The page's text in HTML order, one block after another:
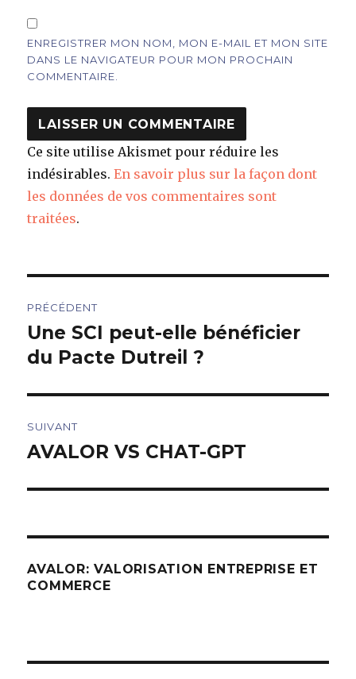
ENREGISTRER MON NOM, MON E-MAIL ET MON SITE
DANS LE NAVIGATEUR POUR MON PROCHAIN
COMMENTAIRE.
Ce site utilise Akismet pour réduire les
indésirables.En savoir plus sur la façon dont
les données de vos commentaires sont
traitées.
de
l’article
PRÉCÉDENT
Article
précédent :
Une SCI peut-elle bénéficier
du Pacte Dutreil ?
SUIVANT
Article
AVALOR VS CHAT-GPT
AVALOR: VALORISATION ENTREPRISE ET
COMMERCE